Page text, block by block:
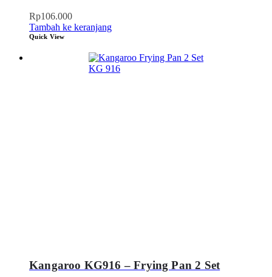
Rp106.000
Tambah ke keranjang
Quick View
Kangaroo KG916 – Frying Pan 2 Set